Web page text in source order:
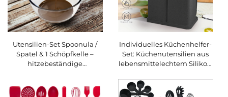
Utensilien-Set Spoonula /
Spatel & 1 Schöpfkelle –
hitzebeständige
2 Wender, 1
Individuelles Küchenhelfer-
Set: Küchenutensilien aus
lebensmittelechtem Silikon
Schneidebrett-
Aufbewahrungsbehälter